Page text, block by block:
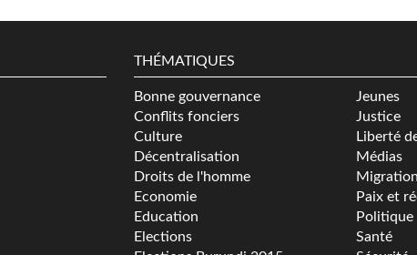
THÉMATIQUES
Bonne gouvernance
Conflits fonciers
Culture
Décentralisation
Droits de l'homme
Economie
Education
Elections
Jeunes
Justice
Liberté
Médias
Paix et
Politique
Santé